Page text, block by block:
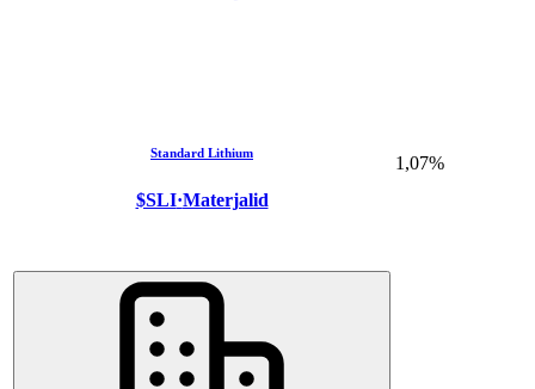
Standard Lithium
$SLI·Materjalid
1,07%